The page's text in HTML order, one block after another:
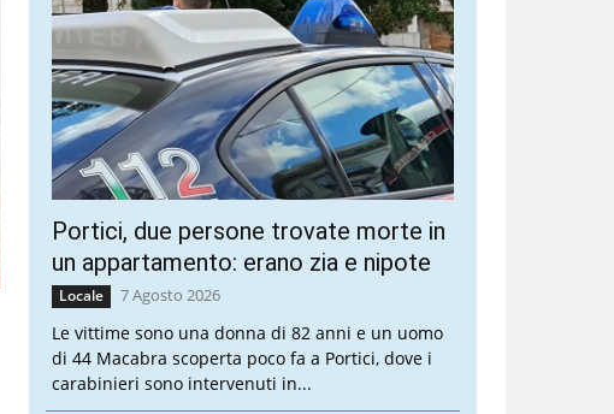
Portici, due persone trovate morte in
un appartamento: erano zia e nipote
Locale 7 Agosto 2026
Le vittime sono una donna di 82 anni e un uomo
di 44 Macabra scoperta poco fa a Portici, dove i
carabinieri sono intervenuti in...